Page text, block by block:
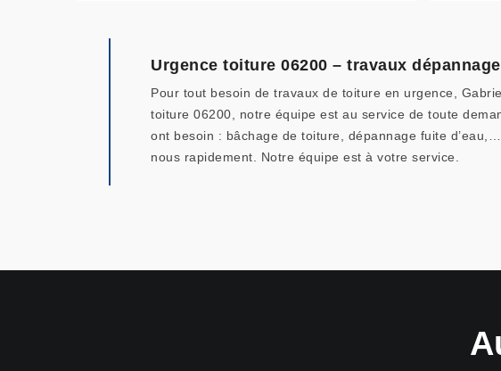
Urgence toiture 06200 – travaux
Pour tout besoin de travaux de toiture en urgence,
toiture 06200, notre équipe est au service de toute
ont besoin : bâchage de toiture, dépannage fuite
nous rapidement. Notre équipe est à votre service.